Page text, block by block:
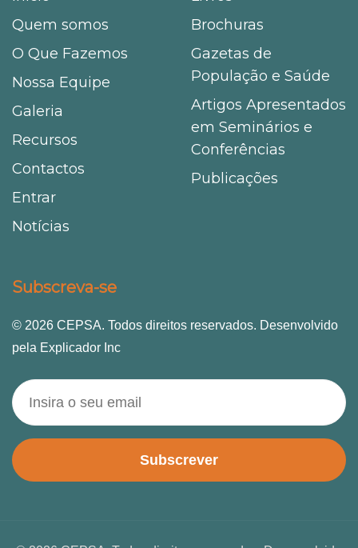
Quem somos
O Que Fazemos
Nossa Equipe
Galeria
Recursos
Contactos
Entrar
Notícias
Brochuras
Gazetas de
População e Saúde
Artigos Apresentados
em Seminários e
Conferências
Publicações
Subscreva-se
© 2026 CEPSA. Todos direitos reservados. Desenvolvido
pela Explicador Inc
Subscrever